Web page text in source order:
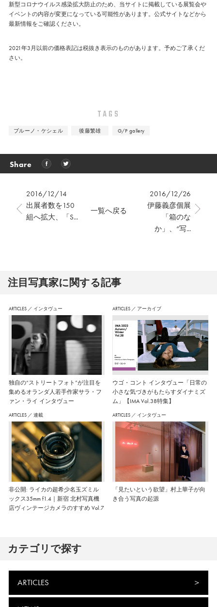
新型コロナウイルス感染拡大防止のため、当サイトに掲載している展覧会や
イベントの内容が変更になっている可能性があります。公式サイトなどから
最新情報をご確認ください。
2021年3月以前の価格表記は税抜き表示のものがあります。予めご了承くだ
さい。
TAGS
ブルーノ・ケシェル 後藤繁雄 G/P gallery
Share
2016/12/14
出展者数を150
組へ拡大、「S...
2016/12/26
伊藤義彦個展
「箱のな
か」、“写...
一覧へ戻る
注⽬写真家に関する記事
ARTICLES ／ インタヴュー
独自の“ストリートフォト”が注目を
集めるオランダ人若手作家サラ・フ
ァン・ライ インタヴュー
ARTICLES ／ アーカイブ
ウゴ・コント インタヴュー「日常の
小さな気づきがもたらすダイナミズ
ム」【IMA Vol.38特集】
ARTICLES ／ 連載
非公開: ライカの超希少名玉ズミル
ックス35mm f1.4｜新宿 北村写真機
店ヴィンテージカメラのすすめ Vol.7
ARTICLES ／ インタヴュー
「見たいという欲望」村上華子が向
き合う写真の起源
カテゴリで探す
ARTICLES